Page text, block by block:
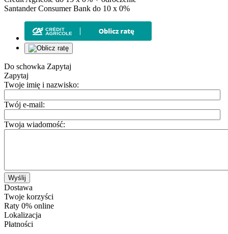
Santander Consumer Bank do 10 x 0%
Do schowka Zapytaj
Zapytaj
Twoje imię i nazwisko:
Twój e-mail:
Twoja wiadomość:
Wyślij
Dostawa
Twoje korzyści
Raty 0% online
Lokalizacja
Płatności